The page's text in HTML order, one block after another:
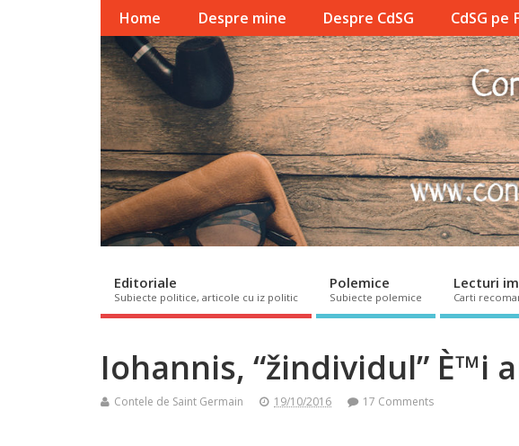
Home Despre mine Despre CdSG CdSG pe
Editoriale
Subiecte politice, articole cu iz politic
Polemice
Subiecte polemice
Lecturi
Carti
Iohannis, “žindividul” È™i
Contele de Saint Germain 19/10/2016 17 Comments